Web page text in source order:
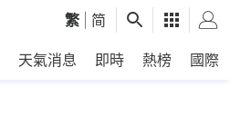
繁 简
天氣消息 即時 熱榜 國際